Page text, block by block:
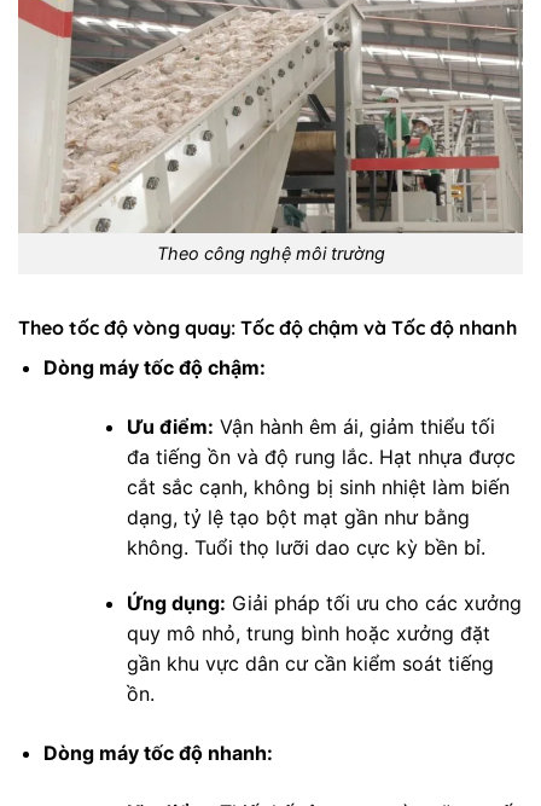
Theo công nghệ môi trường
Theo tốc độ vòng quay: Tốc độ chậm và Tốc độ nhanh
Dòng máy tốc độ chậm:
Ưu điểm: Vận hành êm ái, giảm thiểu tối
đa tiếng ồn và độ rung lắc. Hạt nhựa được
cắt sắc cạnh, không bị sinh nhiệt làm biến
dạng, tỷ lệ tạo bột mạt gần như bằng
không. Tuổi thọ lưỡi dao cực kỳ bền bỉ.
Ứng dụng: Giải pháp tối ưu cho các xưởng
quy mô nhỏ, trung bình hoặc xưởng đặt
gần khu vực dân cư cần kiểm soát tiếng
ồn.
Dòng máy tốc độ nhanh: